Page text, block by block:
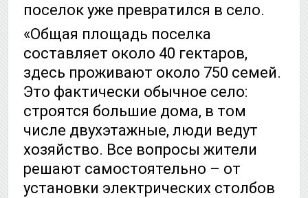
поселок уже превратился в село.
«Общая площадь поселка
составляет около 40 гектаров,
здесь проживают около 750 семей.
Это фактически обычное село:
строятся большие дома, в том
числе двухэтажные, люди ведут
хозяйство. Все вопросы жители
решают самостоятельно – от
установки электрических столбов